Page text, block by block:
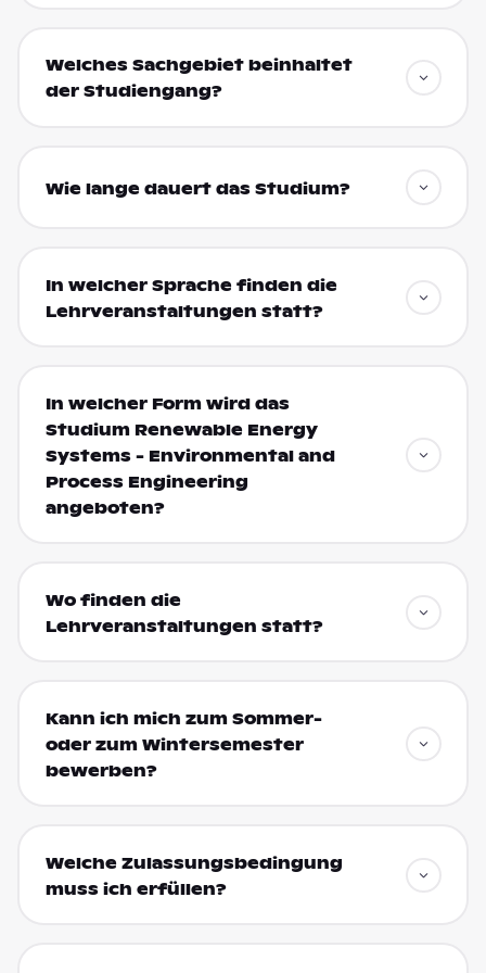
Welches Sachgebiet beinhaltet
der Studiengang?
Wie lange dauert das Studium?
In welcher Sprache finden die
Lehrveranstaltungen statt?
In welcher Form wird das
Studium Renewable Energy
Systems - Environmental and
Process Engineering
angeboten?
Wo finden die
Lehrveranstaltungen statt?
Kann ich mich zum Sommer-
oder zum Wintersemester
bewerben?
Welche Zulassungsbedingung
muss ich erfüllen?